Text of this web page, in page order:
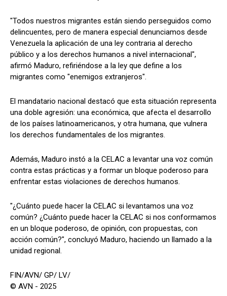
"Todos nuestros migrantes están siendo perseguidos como
delincuentes, pero de manera especial denunciamos desde
Venezuela la aplicación de una ley contraria al derecho
público y a los derechos humanos a nivel internacional",
afirmó Maduro, refiriéndose a la ley que define a los
migrantes como "enemigos extranjeros".
El mandatario nacional destacó que esta situación representa
una doble agresión: una económica, que afecta el desarrollo
de los países latinoamericanos, y otra humana, que vulnera
los derechos fundamentales de los migrantes.
Además, Maduro instó a la CELAC a levantar una voz común
contra estas prácticas y a formar un bloque poderoso para
enfrentar estas violaciones de derechos humanos.
"¿Cuánto puede hacer la CELAC si levantamos una voz
común? ¿Cuánto puede hacer la CELAC si nos conformamos
en un bloque poderoso, de opinión, con propuestas, con
acción común?", concluyó Maduro, haciendo un llamado a la
unidad regional.
FIN/AVN/ GP/ LV/
© AVN - 2025